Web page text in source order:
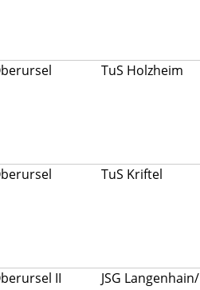
TuS Holzheim
TuS Kriftel
II
JSG Langenhain/